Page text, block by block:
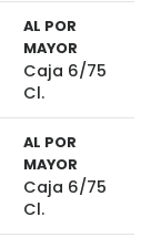
AL POR
MAYOR
Caja 6/75
Cl.
AL POR
MAYOR
Caja 6/75
Cl.